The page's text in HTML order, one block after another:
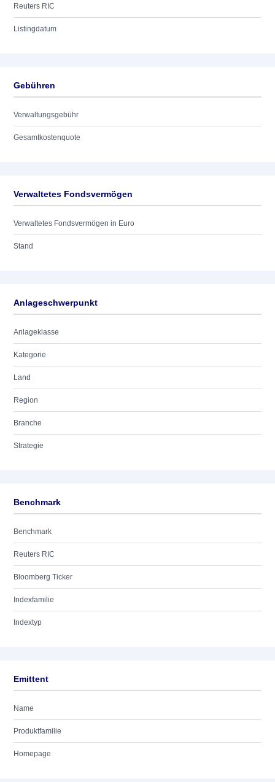
Reuters RIC
Listingdatum
Gebühren
Verwaltungsgebühr
Gesamtkostenquote
Verwaltetes Fondsvermögen
Verwaltetes Fondsvermögen in Euro
Stand
Anlageschwerpunkt
Anlageklasse
Kategorie
Land
Region
Branche
Strategie
Benchmark
Benchmark
Reuters RIC
Bloomberg Ticker
Indexfamilie
Indextyp
Emittent
Name
Produktfamilie
Homepage